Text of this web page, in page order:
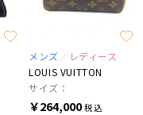
メンズ
レディース
LOUIS VUITTON
サイズ：
￥264,000税込